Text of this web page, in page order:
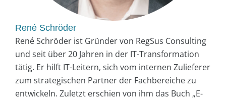
René Schröder
René Schröder ist Gründer von RegSus Consulting
und seit über 20 Jahren in der IT-Transformation
tätig. Er hilft IT-Leitern, sich vom internen Zulieferer
zum strategischen Partner der Fachbereiche zu
entwickeln. Zuletzt erschien von ihm das Buch „E-